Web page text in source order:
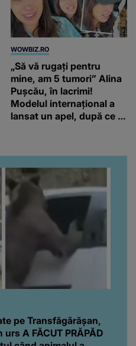
WOWBIZ.RO
„Să vă rugați pentru
mine, am 5 tumori” Alina
Pușcău, în lacrimi!
Modelul internațional a
lansat un apel, după ce a
pe Transfăgărășan,
A FĂCUT PRĂPĂD